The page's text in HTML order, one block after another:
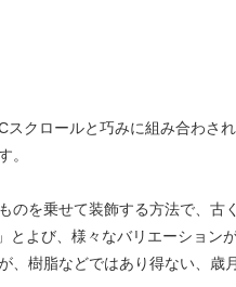
クロールと巧みに組み合わさ
。
を乗せて装飾する方法で、古
よび、様々なバリエーション
樹脂などではあり得ない、